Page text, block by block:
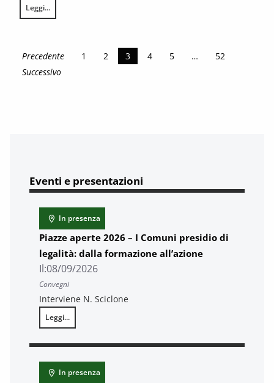
Leggi...
Le preferenze per l’uso della tramvia ed il suo valore economico
Precedente 1 2 3 4 5 …
52
Successivo
Eventi e presentazioni
In presenza
Piazze aperte 2026 – I Comuni presidio di
legalità: dalla formazione all’azione
Il:08/09/2026
Convegni
Interviene N. Sciclone
Leggi...
Piazze aperte 2026 – I Comuni presidio di legalità: dalla
In presenza